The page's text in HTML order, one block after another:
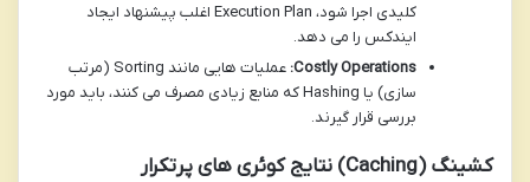
کلیدی اجرا شود، Execution Plan اغلب پیشنهاد ایجاد
ایندکس را می دهد.
Costly Operations:
عملیات هایی مانند Sorting (مرتب
سازی) یا Hashing که منابع زیادی مصرف می کنند، باید مورد
بررسی قرار گیرند.
کشینگ (Caching) نتایج کوئری های پرتکرار